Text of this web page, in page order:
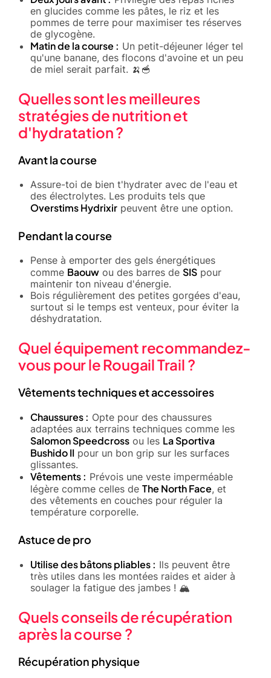
en glucides comme les pâtes, le riz et les
pommes de terre pour maximiser tes réserves
de glycogène.
Matin de la course : Un petit-déjeuner léger tel
qu'une banane, des flocons d'avoine et un peu
de miel serait parfait. 🍌🥣
Quelles sont les meilleures
stratégies de nutrition et
d'hydratation ?
Avant la course
Assure-toi de bien t'hydrater avec de l'eau et
des électrolytes. Les produits tels que
Overstims Hydrixir peuvent être une option.
Pendant la course
Pense à emporter des gels énergétiques
comme Baouw ou des barres de SIS pour
maintenir ton niveau d'énergie.
Bois régulièrement des petites gorgées d'eau,
surtout si le temps est venteux, pour éviter la
déshydratation.
Quel équipement recommandez-
vous pour le Rougail Trail ?
Vêtements techniques et accessoires
Chaussures : Opte pour des chaussures
adaptées aux terrains techniques comme les
Salomon Speedcross ou les La Sportiva
Bushido II pour un bon grip sur les surfaces
glissantes.
Vêtements : Prévois une veste imperméable
légère comme celles de The North Face, et
des vêtements en couches pour réguler la
température corporelle.
Astuce de pro
Utilise des bâtons pliables : Ils peuvent être
très utiles dans les montées raides et aider à
soulager la fatigue des jambes ! 🏔️
Quels conseils de récupération
après la course ?
Récupération physique